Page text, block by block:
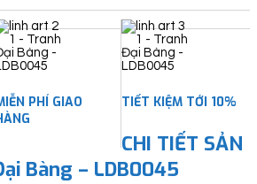
PHÍ GIAO
TIẾT KIỆM TỚI 10%
CHI TIẾT SẢN
Bàng – LDB0045